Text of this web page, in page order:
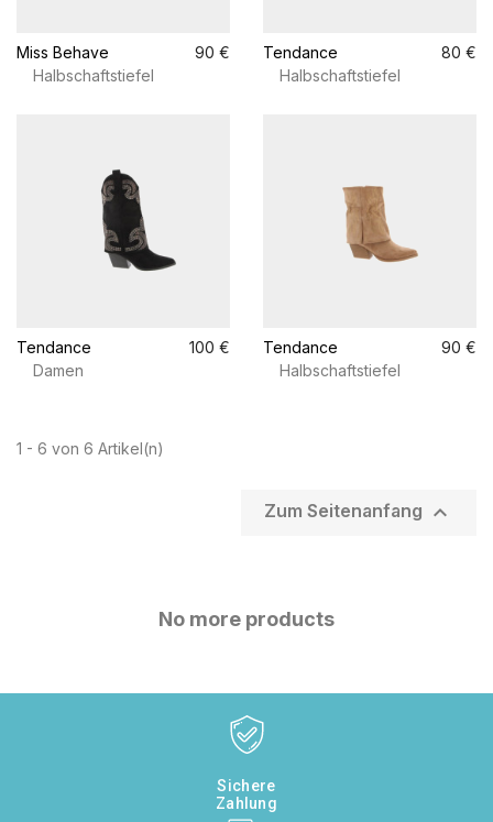
Miss Behave
90 €
Halbschaftstiefel
Tendance
80 €
Halbschaftstiefel
Tendance
100 €
Damen
Tendance
90 €
Halbschaftstiefel
1 - 6 von 6 Artikel(n)
Zum Seitenanfang 
No more products
Sichere
Zahlung